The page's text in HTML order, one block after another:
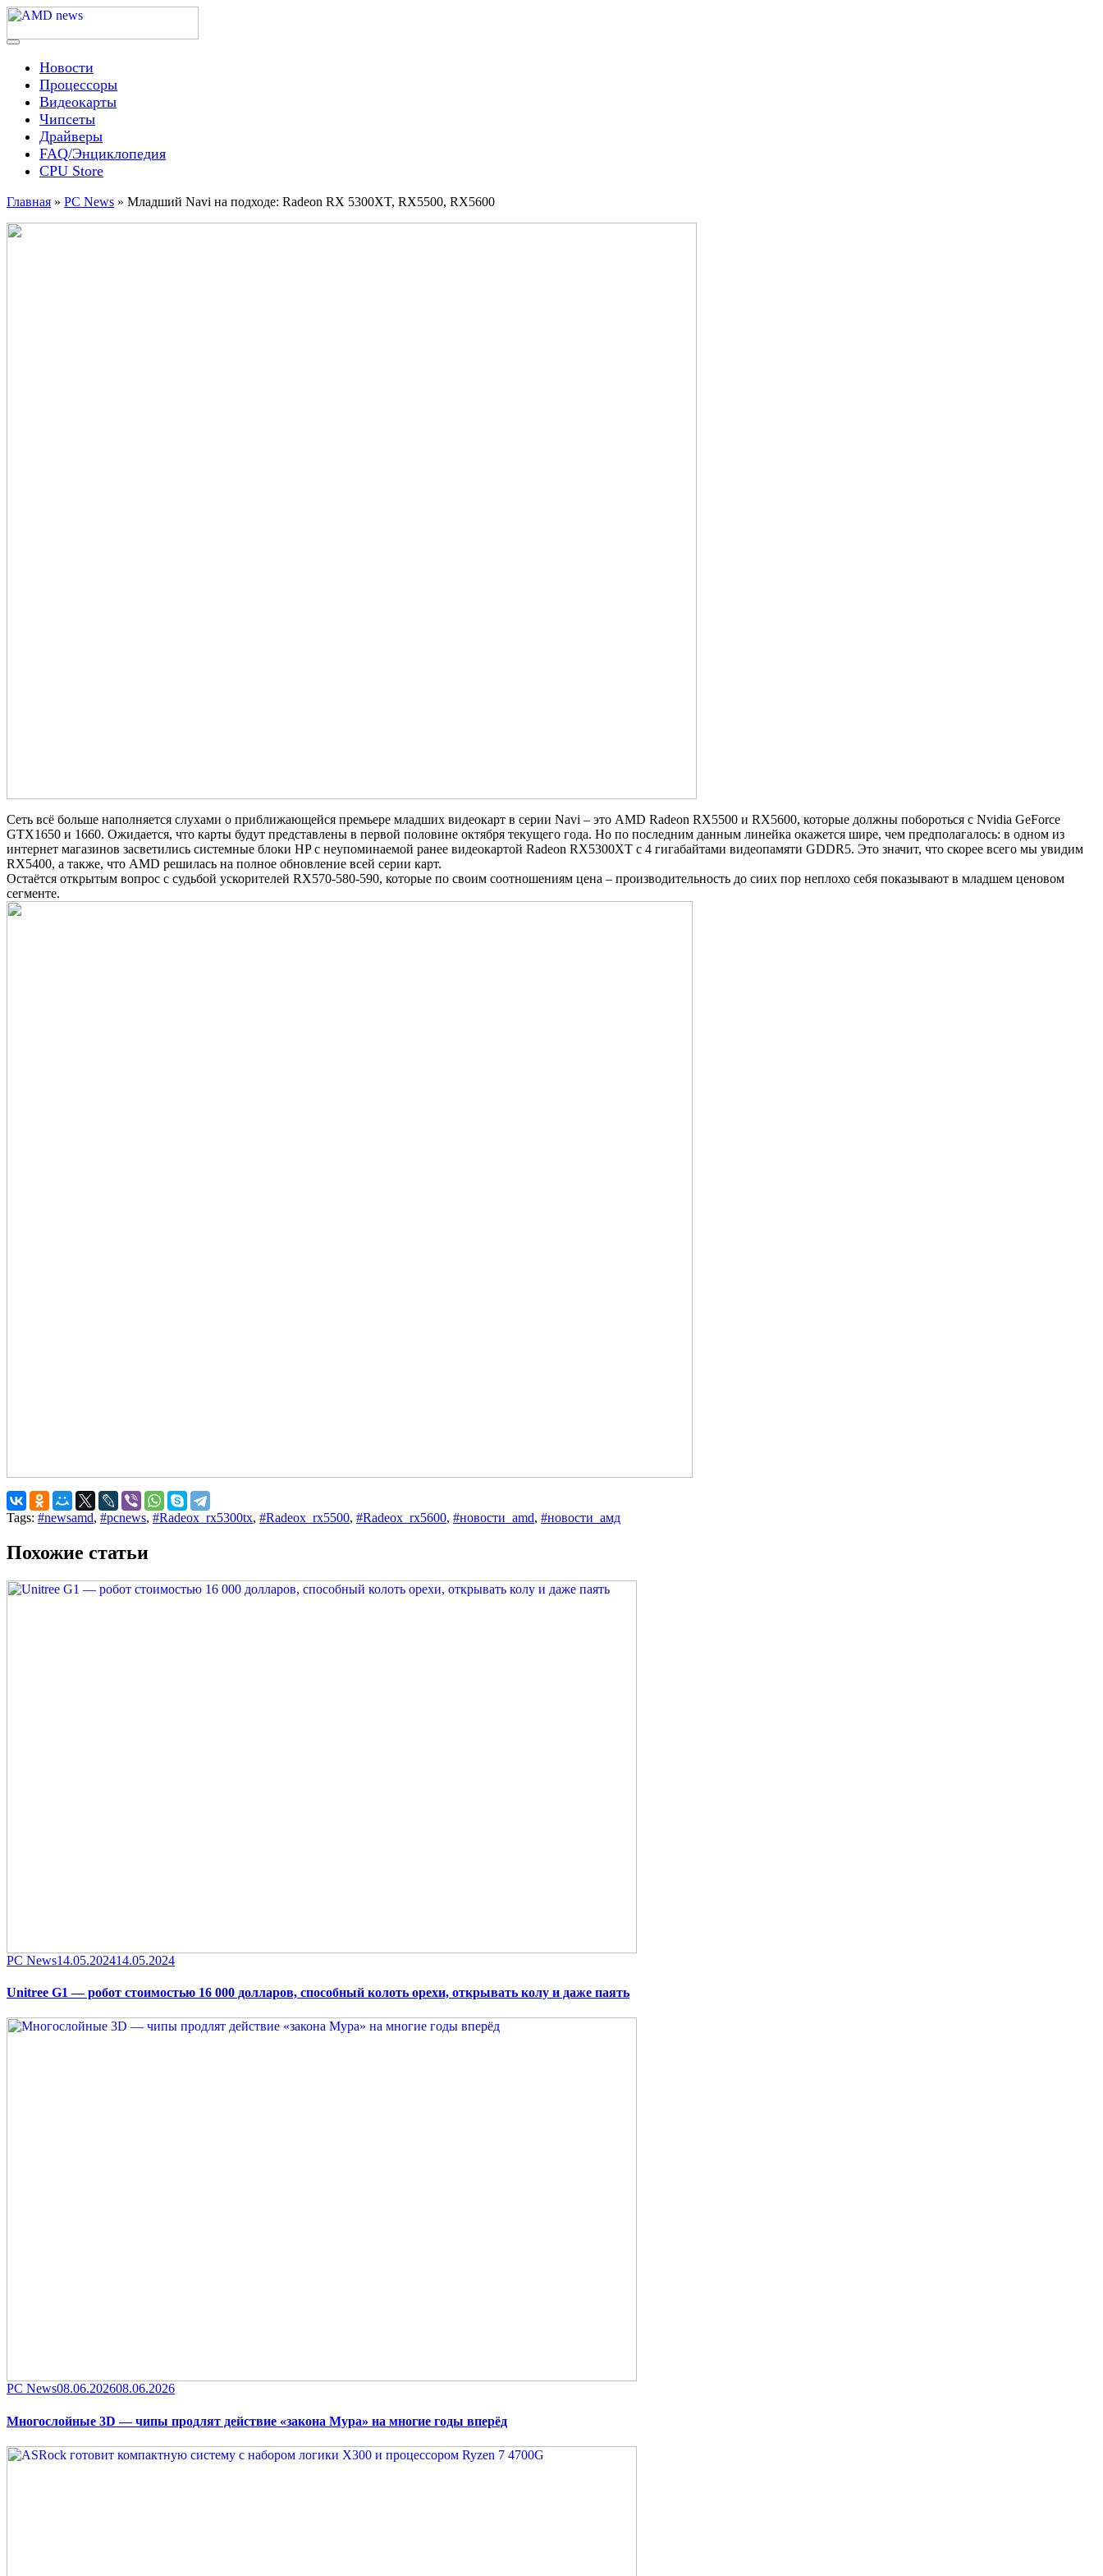
Skip
content
AMD news
Menu
Новости
Процессоры
Видеокарты
Чипсеты
Драйверы
FAQ/Энциклопедия
CPU Store
Главная » PC News » Младший Navi на подходе: Radeon RX 5300XT, RX5500, RX5600
Сеть всё больше наполняется слухами о приближающейся премьере младших видеокарт в серии Navi – это AMD Radeon RX5500 и RX5600, которые должны побороться с Nvidia GeForce
GTX1650 и 1660. Ожидается, что карты будут представлены в первой половине октября текущего года. Но по последним данным линейка окажется шире, чем предполагалось: в одном из
интернет магазинов засветились системные блоки HP с неупоминаемой ранее видеокартой Radeon RX5300XT с 4 гигабайтами видеопамяти GDDR5. Это значит, что скорее всего мы увидим
RX5400, а также, что AMD решилась на полное обновление всей серии карт.
Остаётся открытым вопрос с судьбой ускорителей RX570-580-590, которые по своим соотношениям цена – производительность до сиих пор неплохо себя показывают в младшем ценовом
сегменте.
Tags: #newsamd, #pcnews, #Radeox_rx5300tx, #Radeox_rx5500, #Radeox_rx5600, #новости_amd, #новости_амд
Похожие статьи
Category
PC NewsPosted
14.05.202414.05.2024
Unitree G1 — робот стоимостью 16 000 долларов, способный колоть орехи, открывать колу и даже паять
Category
PC NewsPosted
08.06.202608.06.2026
Многослойные 3D — чипы продлят действие «закона Мура» на многие годы вперёд